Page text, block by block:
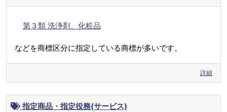
第３類 洗浄剤、化粧品
などを商標区分に指定している商標が多いです。
詳細
指定商品・指定役務(サービス)